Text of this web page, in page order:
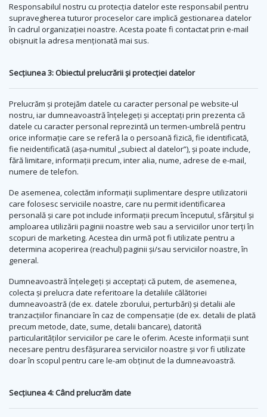
Responsabilul nostru cu protecția datelor este responsabil pentru
supravegherea tuturor proceselor care implică gestionarea datelor
în cadrul organizației noastre. Acesta poate fi contactat prin e-mail
obișnuit la adresa menționată mai sus.
Secțiunea 3: Obiectul prelucrării și protecției datelor
Prelucrăm și protejăm datele cu caracter personal pe website-ul
nostru, iar dumneavoastră înțelegeți și acceptați prin prezenta că
datele cu caracter personal reprezintă un termen-umbrelă pentru
orice informație care se referă la o persoană fizică, fie identificată,
fie neidentificată (așa-numitul „subiect al datelor”), și poate include,
fără limitare, informații precum, inter alia, nume, adrese de e-mail,
numere de telefon.
De asemenea, colectăm informații suplimentare despre utilizatorii
care folosesc serviciile noastre, care nu permit identificarea
personală și care pot include informații precum începutul, sfârșitul și
amploarea utilizării paginii noastre web sau a serviciilor unor terți în
scopuri de marketing. Acestea din urmă pot fi utilizate pentru a
determina acoperirea (reachul) paginii și/sau serviciilor noastre, în
general.
Dumneavoastră înțelegeți și acceptați că putem, de asemenea,
colecta și prelucra date referitoare la detaliile călătoriei
dumneavoastră (de ex. datele zborului, perturbări) și detalii ale
tranzacțiilor financiare în caz de compensație (de ex. detalii de plată
precum metode, date, sume, detalii bancare), datorită
particularităților serviciilor pe care le oferim. Aceste informații sunt
necesare pentru desfășurarea serviciilor noastre și vor fi utilizate
doar în scopul pentru care le-am obținut de la dumneavoastră.
Secțiunea 4: Când prelucrăm date